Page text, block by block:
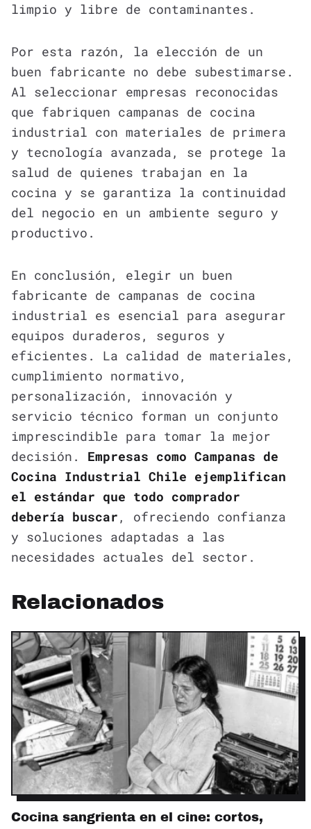
limpio y libre de contaminantes.
Por esta razón, la elección de un
buen fabricante no debe subestimarse.
Al seleccionar empresas reconocidas
que fabriquen campanas de cocina
industrial con materiales de primera
y tecnología avanzada, se protege la
salud de quienes trabajan en la
cocina y se garantiza la continuidad
del negocio en un ambiente seguro y
productivo.
En conclusión, elegir un buen
fabricante de campanas de cocina
industrial es esencial para asegurar
equipos duraderos, seguros y
eficientes. La calidad de materiales,
cumplimiento normativo,
personalización, innovación y
servicio técnico forman un conjunto
imprescindible para tomar la mejor
decisión. Empresas como Campanas de
Cocina Industrial Chile ejemplifican
el estándar que todo comprador
debería buscar , ofreciendo confianza
y soluciones adaptadas a las
necesidades actuales del sector.
Relacionados
Cocina sangrienta en el cine: cortos,